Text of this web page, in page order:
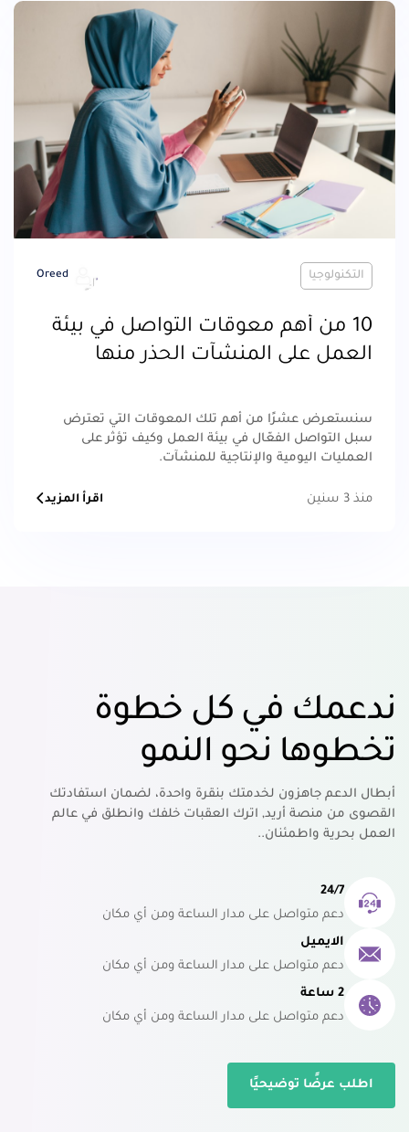
التكنولوجيا Oreed
10 من أهم معوقات التواصل في بيئة
العمل على المنشآت الحذر منها
سنستعرض عشرًا من أهم تلك المعوقات التي تعترض
سبل التواصل الفعّال في بيئة العمل وكيف تؤثر على
العمليات اليومية والإنتاجية للمنشآت.
منذ 3 سنين اقرأ المزيد
ندعمك في كل خطوة
تخطوها نحو النمو
أبطال الدعم جاهزون لخدمتك بنقرة واحدة، لضمان استفادتك
القصوى من منصة أريد, اترك العقبات خلفك وانطلق في عالم
العمل بحرية واطمئنان..
24/7
دعم متواصل على مدار الساعة ومن أي مكان
الايميل
دعم متواصل على مدار الساعة ومن أي مكان
2 ساعة
دعم متواصل على مدار الساعة ومن أي مكان
اطلب عرضًا توضيحيًا